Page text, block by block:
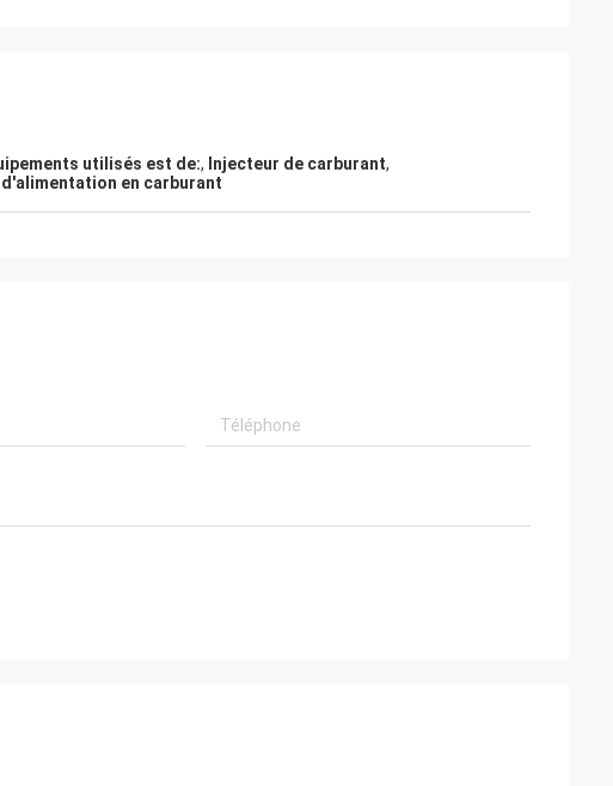
utilisés est de:, Injecteur de carburant,
en carburant